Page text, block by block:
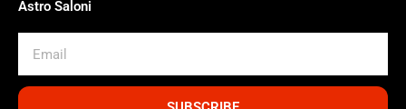
Astro Saloni